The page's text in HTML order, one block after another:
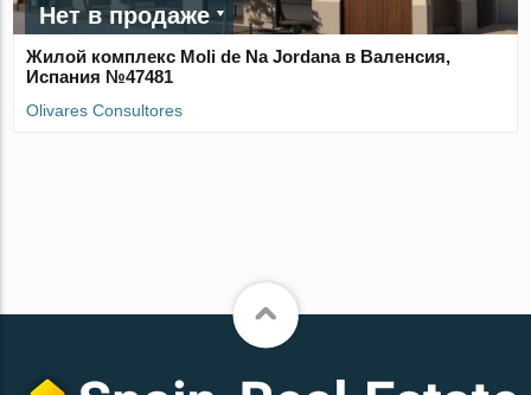
Нет в продаже
Жилой комплекс Moli de Na Jordana в Валенсия,
Испания №47481
Olivares Consultores